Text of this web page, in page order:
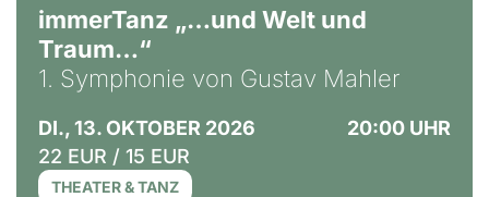
immerTanz „…und Welt und
Traum…“
1. Symphonie von Gustav Mahler
DI., 13. OKTOBER 2026
20:00 UHR
22 EUR / 15 EUR
THEATER & TANZ